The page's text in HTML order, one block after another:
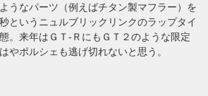
うなパーツ（例えばチタン製マフラー）を
というニュルブリックリンクのラップタイ
。来年はＧＴ-ＲにもＧＴ２のような限定
やポルシェも逃げ切れないと思う。